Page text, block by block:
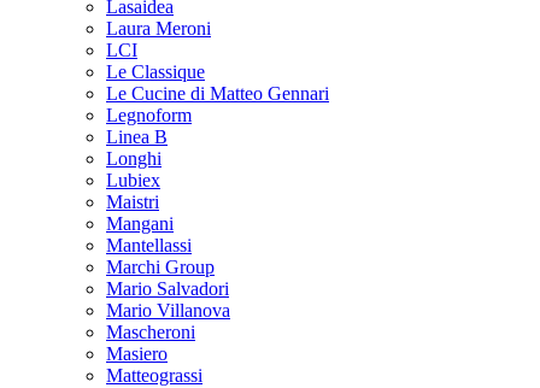
Lasaidea
Laura Meroni
LCI
Le Classique
Le Cucine di Matteo Gennari
Legnoform
Linea B
Longhi
Lubiex
Maistri
Mangani
Mantellassi
Marchi Group
Mario Salvadori
Mario Villanova
Mascheroni
Masiero
Matteograssi